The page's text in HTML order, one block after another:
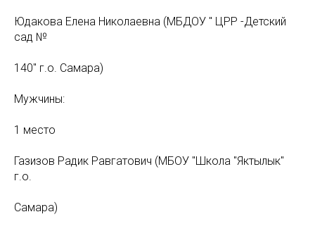
Юдакова Елена Николаевна (МБДОУ " ЦРР -Детский
сад №
140" г.о. Самара)
Мужчины:
1 место
Газизов Радик Равгатович (МБОУ "Школа "Яктылык"
г.о.
Самара)